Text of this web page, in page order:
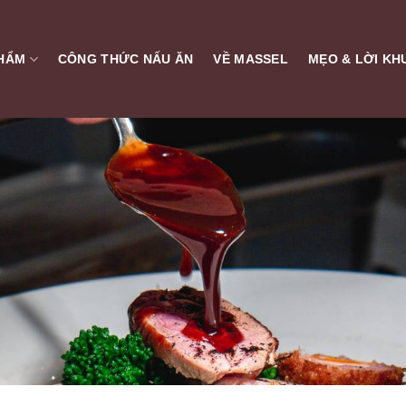
CÔNG THỨC NẤU ĂN VỀ MASSEL MẸO & LỜI